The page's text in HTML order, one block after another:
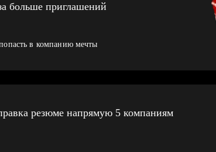
больше приглашений
в компанию мечты
резюме напрямую 5 компаниям